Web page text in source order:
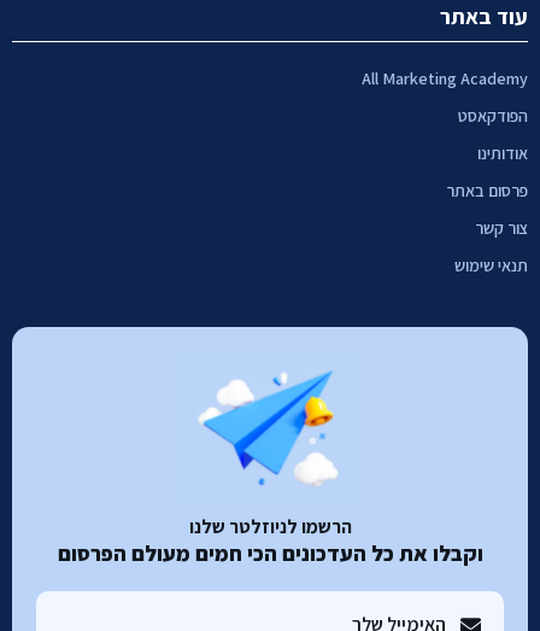
עוד באתר
All Marketing Academy
הפודקאסט
אודותינו
פרסום באתר
צור קשר
תנאי שימוש
הרשמו לניוזלטר שלנו
וקבלו את כל העדכונים הכי חמים מעולם הפרסום